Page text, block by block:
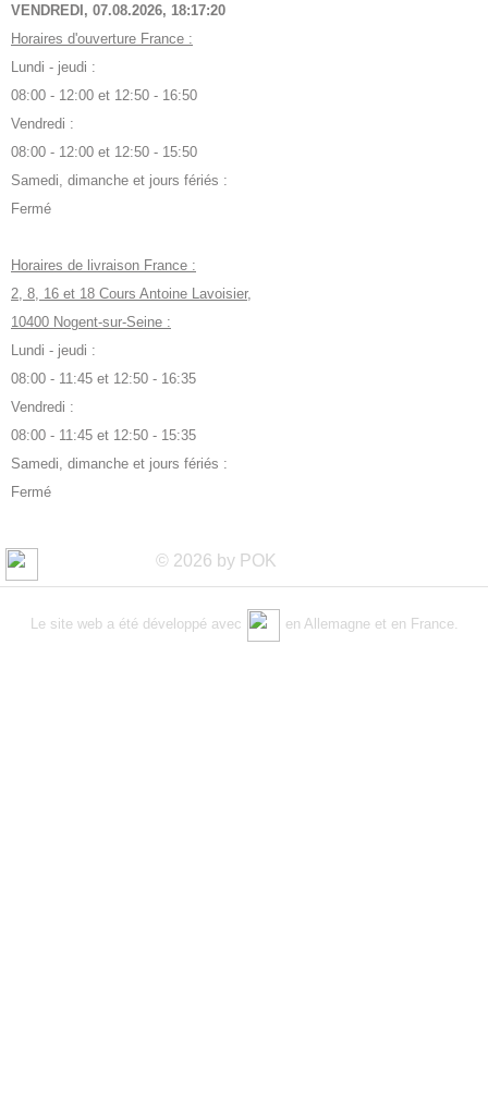
VENDREDI, 07.08.2026, 18:17:21
Horaires d'ouverture France :
Lundi - jeudi :
08:00 - 12:00 et 12:50 - 16:50
Vendredi :
08:00 - 12:00 et 12:50 - 15:50
Samedi, dimanche et jours fériés :
Fermé
Horaires de livraison France :
2, 8, 16 et 18 Cours Antoine Lavoisier,
10400 Nogent-sur-Seine :
Lundi - jeudi :
08:00 - 11:45 et 12:50 - 16:35
Vendredi :
08:00 - 11:45 et 12:50 - 15:35
Samedi, dimanche et jours fériés :
Fermé
© 2026 by POK
Le site web a été développé avec en Allemagne et en France.